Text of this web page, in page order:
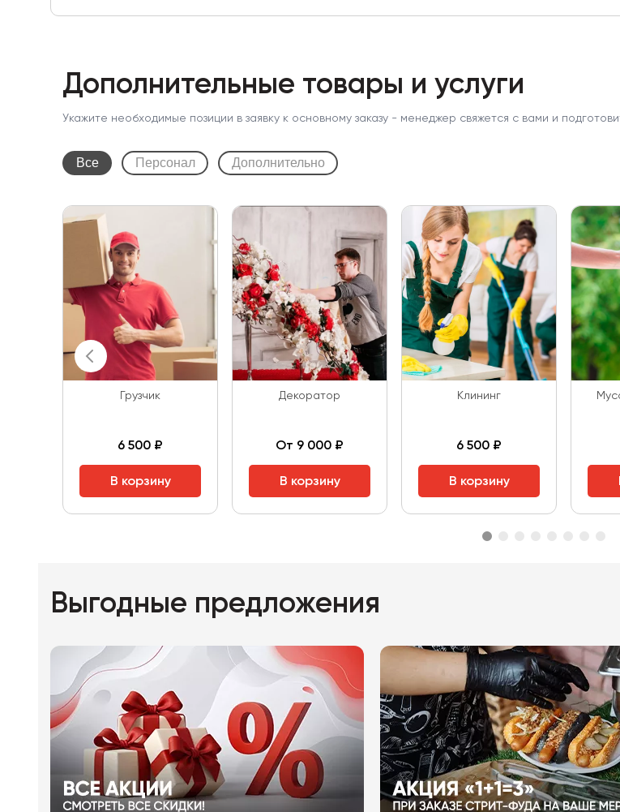
Дополнительные товары и услуги
Укажите необходимые позиции в заявку к основному заказу - менеджер свяжется с вами и
Все Персонал Дополнительно
Грузчик
6 500 ₽
В корзину
Декоратор
От 9 000 ₽
В корзину
Клининг
6 500 ₽
В корзину
Выгодные предложения